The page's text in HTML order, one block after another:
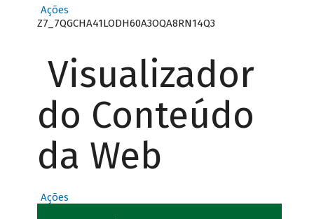
Ações
Z7_7QGCHA41LODH60A3OQA8RN14Q3
Visualizador
do Conteúdo
da Web
Ações